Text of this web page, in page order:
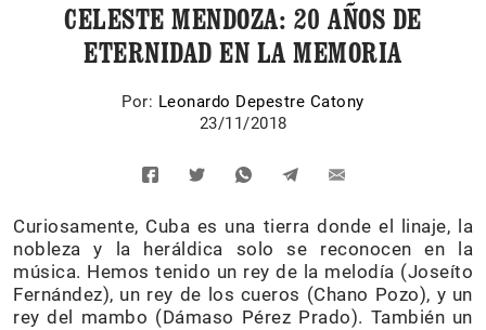
CELESTE MENDOZA: 20 AÑOS DE
ETERNIDAD EN LA MEMORIA
Por: Leonardo Depestre Catony
23/11/2018
Curiosamente, Cuba es una tierra donde el linaje, la
nobleza y la heráldica solo se reconocen en la
música. Hemos tenido un rey de la melodía (Joseíto
Fernández), un rey de los cueros (Chano Pozo), y un
rey del mambo (Dámaso Pérez Prado). También un